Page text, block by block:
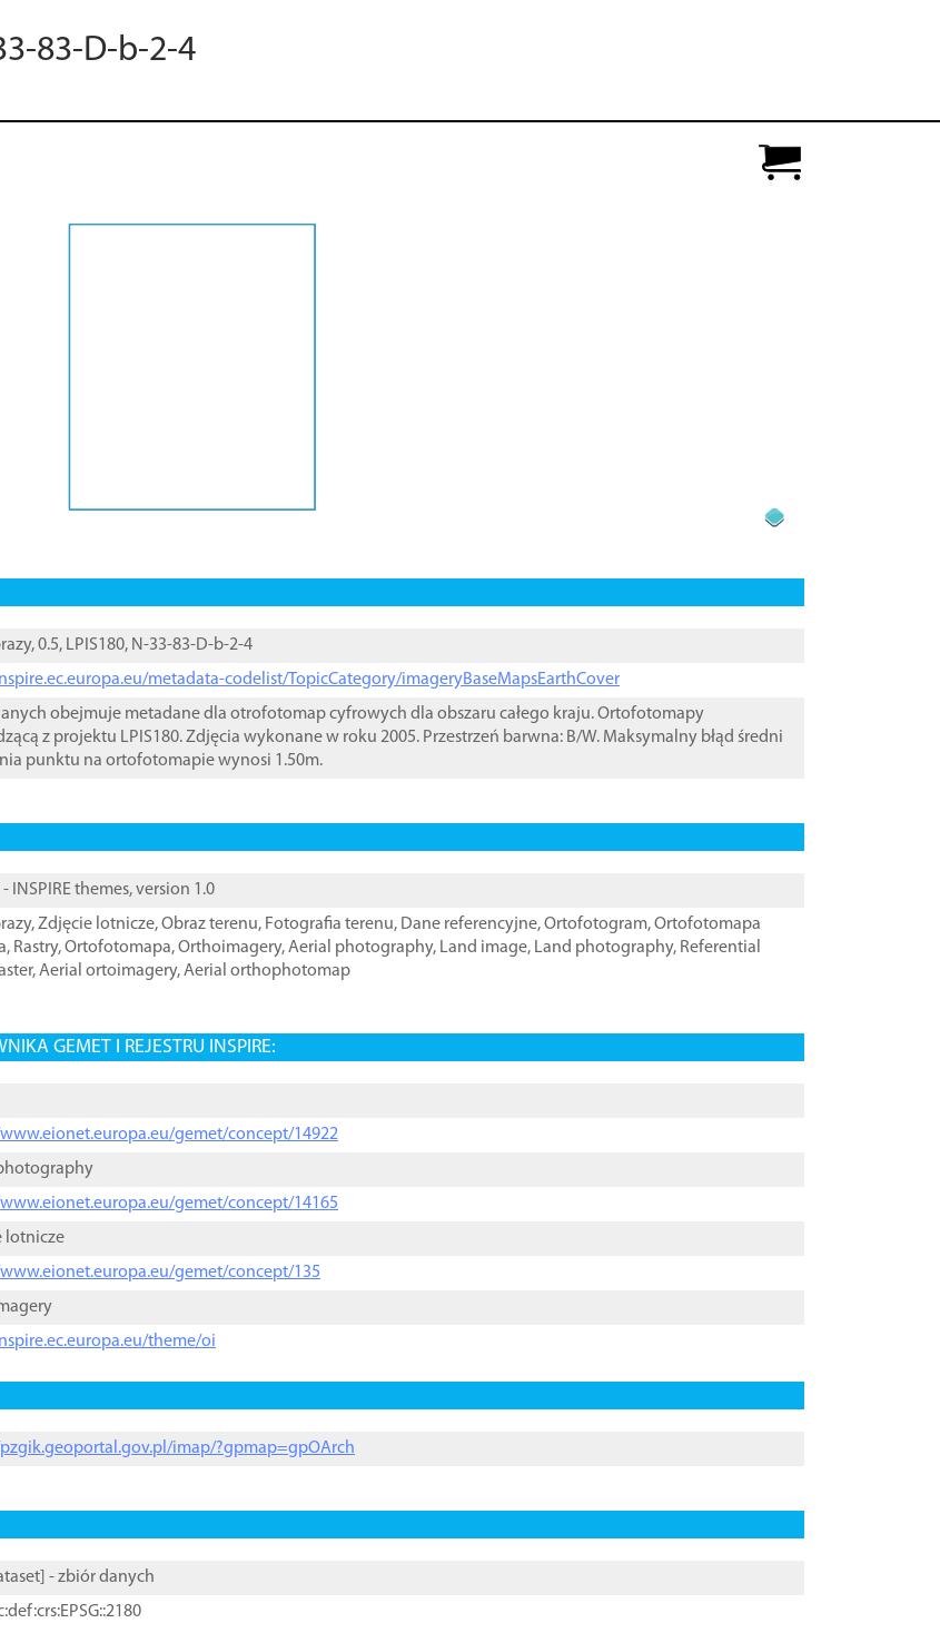
83-D-b-2-4
0.5, LPIS180, N-33-83-D-b-2-4
metadata-codelist/TopicCategory/imageryBaseMapsEarthCover
obejmuje metadane dla otrofotomap cyfrowych dla obszaru całego kraju. Ortofotomapy
z projektu LPIS180. Zdjęcia wykonane w roku 2005. Przestrzeń barwna: B/W. Maksymalny błąd średni
punktu na ortofotomapie wynosi 1.50m.
- INSPIRE themes, version 1.0
,Zdjęcie lotnicze,Obraz terenu, Fotografia terenu, Dane referencyjne,Ortofotogram,Ortofotomapa
, Rastry,Ortofotomapa,Orthoimagery,Aerial photography, Land image, Land photography, Referential
,Aerial ortoimagery,Aerial orthophotomap
GEMET I REJESTRU INSPIRE:
gemet/concept/14922
gemet/concept/14165
lotnicze
gemet/concept/135
theme/oi
imap/?gpmap=gpOArch
] - zbiór danych